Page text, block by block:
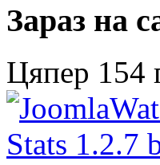
Зараз на
Цяпер 154